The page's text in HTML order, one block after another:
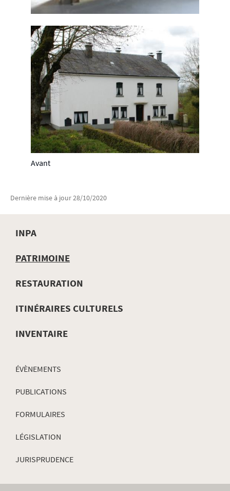
Avant
Dernière mise à jour28/10/2020
MENU
DE
INPA
PATRIMOINE
RESTAURATION
ITINÉRAIRES CULTURELS
INVENTAIRE
ÉVÈNEMENTS
PUBLICATIONS
FORMULAIRES
LÉGISLATION
JURISPRUDENCE